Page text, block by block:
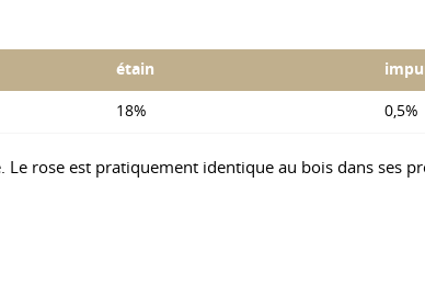
étain
18% 0,5%
rose est pratiquement identique au bois dans ses